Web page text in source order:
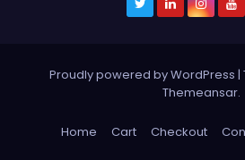
Proudly powered by WordPress |
Themeansar.
Home Cart Checkout